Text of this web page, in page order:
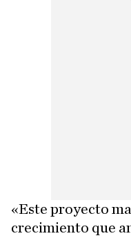
«Este proyecto
crecimiento que